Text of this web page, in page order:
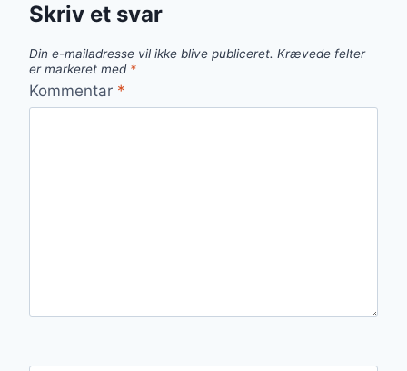
Skriv et svar
Din e-mailadresse vil ikke blive publiceret. Krævede felter
er markeret med *
Kommentar *